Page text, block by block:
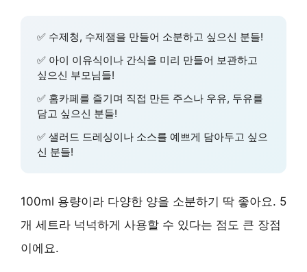
✅ 수제청, 수제잼을 만들어 소분하고 싶으신 분들!
✅ 아이 이유식이나 간식을 미리 만들어 보관하고
싶으신 부모님들!
✅ 홈카페를 즐기며 직접 만든 주스나 우유, 두유를
담고 싶으신 분들!
✅ 샐러드 드레싱이나 소스를 예쁘게 담아두고 싶으
신 분들!
100ml 용량이라 다양한 양을 소분하기 딱 좋아요. 5
개 세트라 넉넉하게 사용할 수 있다는 점도 큰 장점
이에요.